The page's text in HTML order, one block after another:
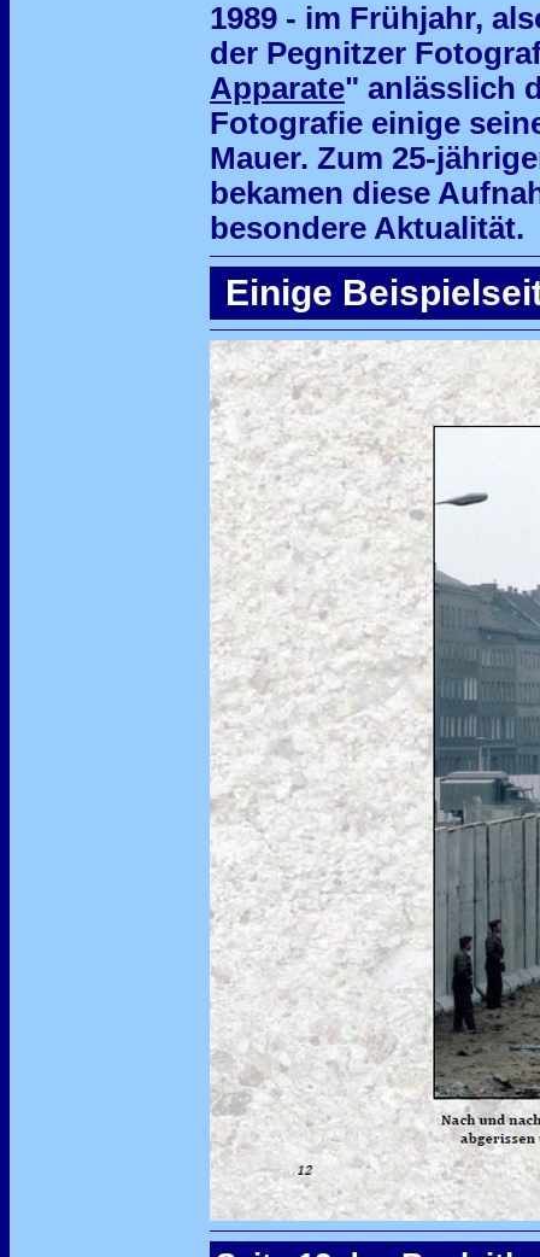
1989 - im Frühjahr,
der Pegnitzer
Apparate" anlässlich
Fotografie einige
Mauer. Zum 25-
bekamen diese
besondere Aktualität.
Einige